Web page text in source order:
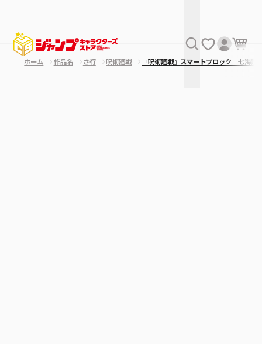
ホーム 作品名 さ行 呪術廻戦 『呪術廻戦』スマートブロック 七海